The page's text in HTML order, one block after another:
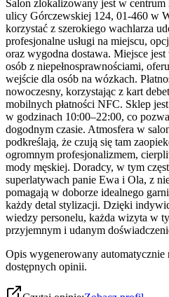
Salon zlokalizowany jest w
ulicy Górczewskiej 124, 01-460 w
korzystać z szerokiego wachlarza
profesjonalne usługi na miejscu,
oraz wygodna dostawa. Miejsce jest
osób z niepełnosprawnościami,
wejście dla osób na wózkach.
nowoczesny, korzystając z kart
mobilnych płatności NFC. Sklep
w godzinach 10:00–22:00, co
dogodnym czasie. Atmosfera w
podkreślają, że czują się tam
ogromnym profesjonalizmem,
mody męskiej. Doradcy, w tym
superlatywach panie Ewa i Ola, z
pomagają w doborze idealnego
każdy detal stylizacji. Dzięki
wiedzy personelu, każda wizyta w
przyjemnym i udanym
Opis wygenerowany automatycznie
dostępnych opinii.